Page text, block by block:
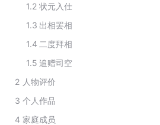
1.2 状元入仕
1.3 出相罢相
1.4 二度拜相
1.5 追赠司空
2 人物评价
3 个人作品
4 家庭成员